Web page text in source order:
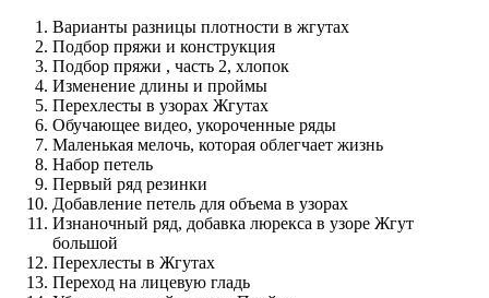
Варианты разницы плотности в жгутах
Подбор пряжи и конструкция
Подбор пряжи , часть 2, хлопок
Изменение длины и проймы
Перехлесты в узорах Жгутах
Обучающее видео, укороченные ряды
Маленькая мелочь, которая облегчает жизнь
Набор петель
Первый ряд резинки
Добавление петель для объема в узорах
Изнаночный ряд, добавка люрекса в узоре Жгут
большой
Перехлесты в Жгутах
Переход на лицевую гладь